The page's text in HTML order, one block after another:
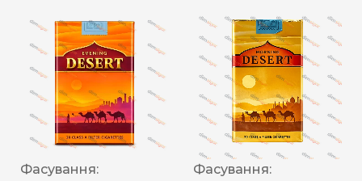
Фасування:
Фасування: